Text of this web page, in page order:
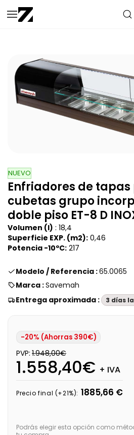
Saltar al
contenido
NUEVO
Enfriadores de
cubetas grupo
doble piso ET-8 D
Volumen (l) : 18,4
Superficie EXP. (m2): 0,46
Potencia -10ºC: 217
Modelo / Referencia :65.0065
Marca :Savemah
Entrega aproximada :
3 días
-20% (Ahorras 390€)
PVP: 1.948,00€
1.558,40€ + IVA
Precio final (+21%): 1885,66 €
Podrás elegir esta opción como